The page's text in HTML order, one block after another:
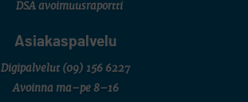
DSA avoimuusraportti
Asiakaspalvelu
Digipalvelut (09) 156 6227
Avoinna ma–pe 8–16